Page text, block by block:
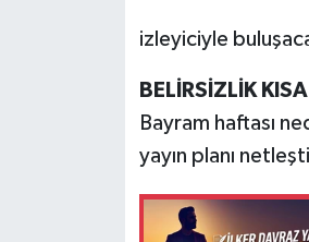
izleyiciyle
BELİRSİZLİK
Bayram haftası
yayın planı